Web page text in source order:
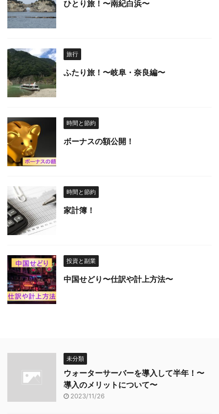
ひとり旅！〜南紀白浜〜
旅行
ふたり旅！〜岐阜・奈良編〜
時間と節約
ボーナスの額公開！
時間と節約
家計簿！
投資と副業
中国せどり〜仕訳や計上方法〜
未分類
ウォーターサーバーを導入して半年！〜
導入のメリットについて〜
2023/11/26